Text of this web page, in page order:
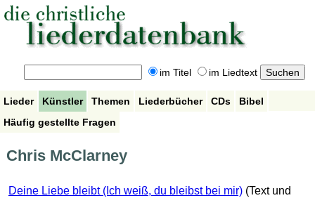
im Titel im Liedtext
Lieder Künstler Themen Liederbücher CDs
Bibel
Häufig gestellte Fragen
Chris McClarney
Deine Liebe bleibt (Ich weiß, du bleibst bei mir) (Text und